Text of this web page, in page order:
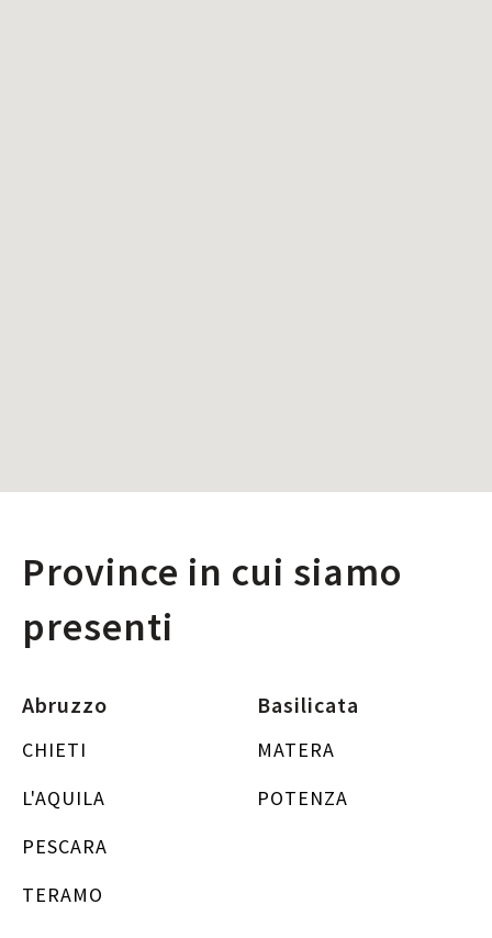
Province in cui siamo
presenti
Abruzzo
CHIETI
L'AQUILA
PESCARA
TERAMO
Basilicata
MATERA
POTENZA